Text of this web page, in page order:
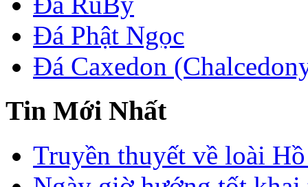
Đá Phật Ngọc
Đá Caxedon
Tin Mới Nhất
Truyền thuyết về loài